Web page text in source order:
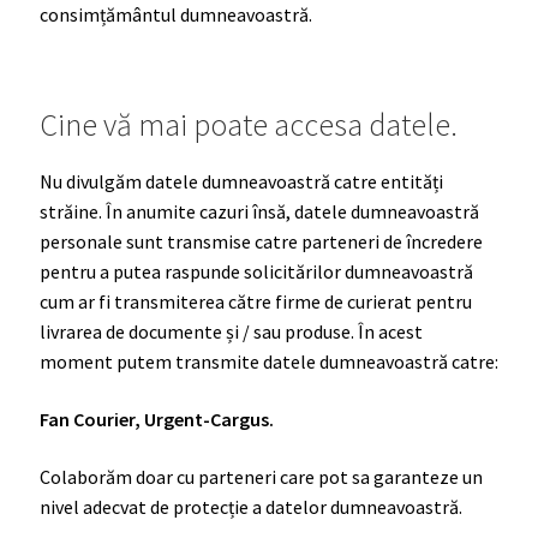
consimțământul dumneavoastră.
Cine vă mai poate accesa datele.
Nu divulgăm datele dumneavoastră catre entități
străine. În anumite cazuri însă, datele dumneavoastră
personale sunt transmise catre parteneri de încredere
pentru a putea raspunde solicitărilor dumneavoastră
cum ar fi transmiterea către firme de curierat pentru
livrarea de documente și / sau produse. În acest
moment putem transmite datele dumneavoastră catre:
Fan Courier, Urgent-Cargus.
Colaborăm doar cu parteneri care pot sa garanteze un
nivel adecvat de protecție a datelor dumneavoastră.